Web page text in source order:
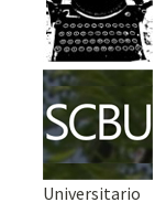
Universitario